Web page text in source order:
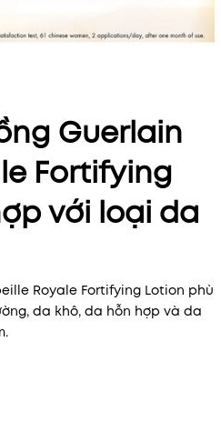
Guerlain
Fortifying
với loại da
Royale Fortifying Lotion phù
da khô, da hỗn hợp và da